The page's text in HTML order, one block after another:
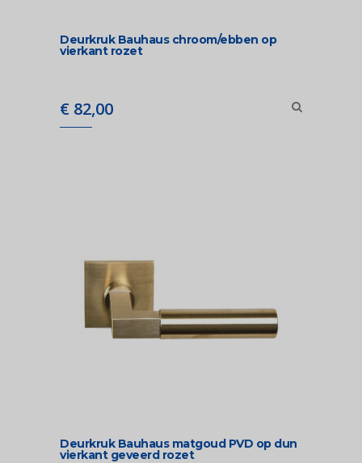
Deurkruk Bauhaus chroom/ebben op
vierkant rozet
€ 82,00
Deurkruk Bauhaus matgoud PVD op dun
vierkant geveerd rozet